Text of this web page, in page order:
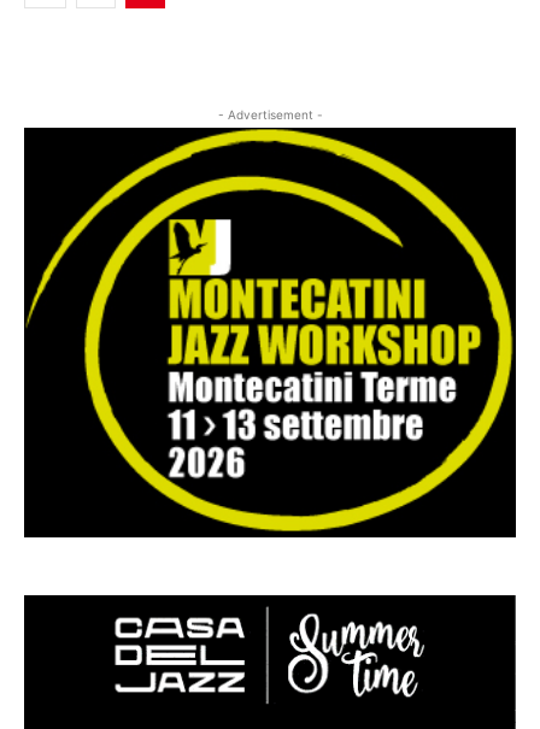
- Advertisement -